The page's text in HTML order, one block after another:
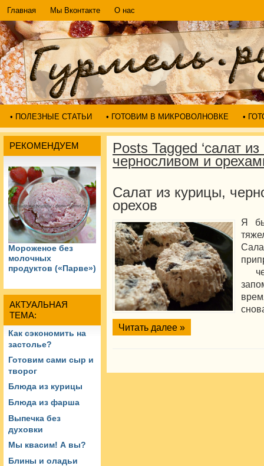
Главная Мы Вконтакте О нас
• ПОЛЕЗНЫЕ СТАТЬИ • ГОТОВИМ В МИКРОВОЛНОВКЕ •
РЕКОМЕНДУЕМ
Мороженое без
молочных
продуктов («Парве»)
АКТУАЛЬНАЯ
ТЕМА:
Как сэкономить на
застолье?
Готовим сами сыр и
творог
Блюда из курицы
Блюда из фарша
Выпечка без
духовки
Мы квасим! А вы?
Блины и оладьи
Posts Tagged ‘салат
черносливом и
Салат из курицы,
орехов
Я
Читать далее »